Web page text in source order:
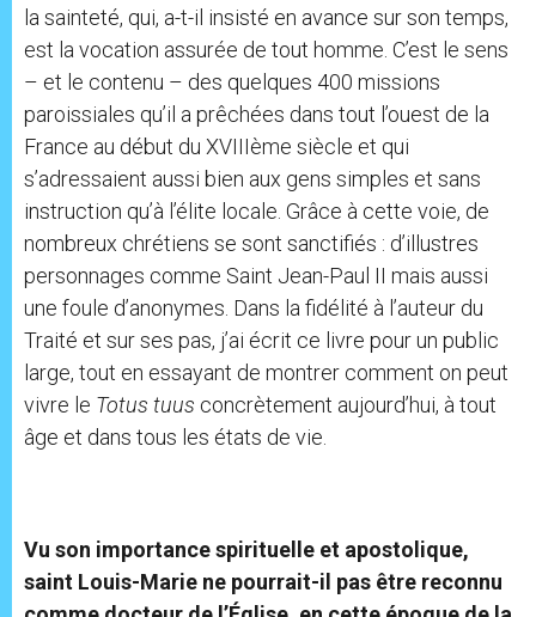
la sainteté, qui, a-t-il insisté en avance sur son temps,
est la vocation assurée de tout homme. C’est le sens
– et le contenu – des quelques 400 missions
paroissiales qu’il a prêchées dans tout l’ouest de la
France au début du XVIIIème siècle et qui
s’adressaient aussi bien aux gens simples et sans
instruction qu’à l’élite locale. Grâce à cette voie, de
nombreux chrétiens se sont sanctifiés : d’illustres
personnages comme Saint Jean-Paul II mais aussi
une foule d’anonymes. Dans la fidélité à l’auteur du
Traité et sur ses pas, j’ai écrit ce livre pour un public
large, tout en essayant de montrer comment on peut
vivre le Totus tuus concrètement aujourd’hui, à tout
âge et dans tous les états de vie.
Vu son importance spirituelle et apostolique,
saint Louis-Marie ne pourrait-il pas être reconnu